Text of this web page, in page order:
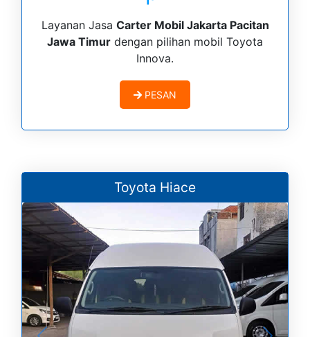
Layanan Jasa Carter Mobil Jakarta Pacitan
Jawa Timur dengan pilihan mobil Toyota
Innova.
PESAN
Toyota Hiace